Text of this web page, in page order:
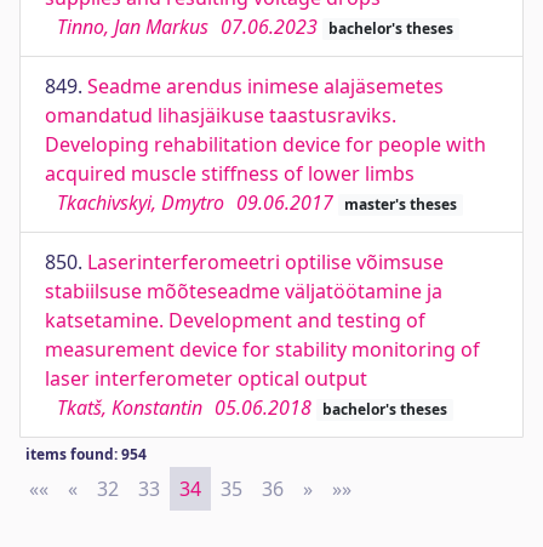
Tinno, Jan Markus 07.06.2023 bachelor's theses
849. Seadme arendus inimese alajäsemetes
omandatud lihasjäikuse taastusraviks.
Developing rehabilitation device for people with
acquired muscle stiffness of lower limbs
Tkachivskyi, Dmytro 09.06.2017 master's theses
850. Laserinterferomeetri optilise võimsuse
stabiilsuse mõõteseadme väljatöötamine ja
katsetamine. Development and testing of
measurement device for stability monitoring of
laser interferometer optical output
Tkatš, Konstantin 05.06.2018 bachelor's theses
items found: 954
«« First
« Previous
32 33 34 35 36 » Next
»»